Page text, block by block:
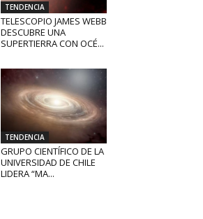
TENDENCIA
TELESCOPIO JAMES WEBB
DESCUBRE UNA
SUPERTIERRA CON OCÉ...
TENDENCIA
GRUPO CIENTÍFICO DE LA
UNIVERSIDAD DE CHILE
LIDERA “MA...